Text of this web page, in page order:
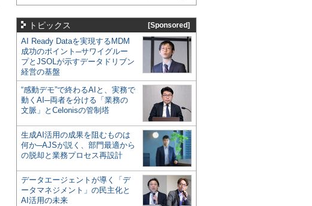
トピックス [Sponsored]
AI Ready Dataを実現するMDM
成功のポイント─サワイグルー
プとJSOLが示すデータドリブン
経営の基盤
“感動デモ”で終わるAIと、実務で
動くAI─両者を分ける「業務の
文脈」とCelonisの管制塔
生成AI活用の成果を阻むものは
何か─AJSが説く、部門最適から
の脱却と業務プロセス再設計
データエージェントが導く「デ
ータマネジメント」の民主化と
AI活用の未来